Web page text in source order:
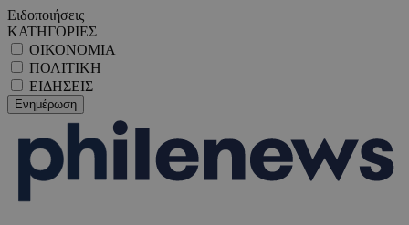
Ειδοποιήσεις
ΚΑΤΗΓΟΡΙΕΣ
ΟΙΚΟΝΟΜΙΑ
ΠΟΛΙΤΙΚΗ
ΕΙΔΗΣΕΙΣ